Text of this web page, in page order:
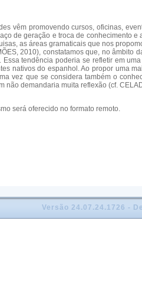
vêm promovendo cursos, oficinas,
de geração e troca de conhecimento
as áreas gramaticais que nos
2010), constatamos que, no âmbito
tendência poderia se refletir em
nativos do espanhol. Ao propor uma
vez que se considera também o
demandaria muita reflexão (cf.
será oferecido no formato remoto.
Versão 24.07.24.1726 -